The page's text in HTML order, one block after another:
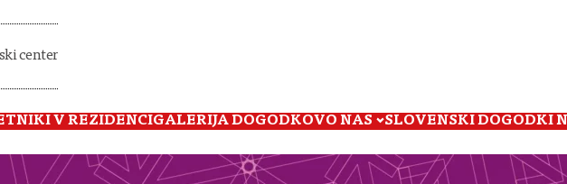
center
V REZIDENCIGALERIJA DOGODKOVO NAS SLOVENSKI DOGODKI